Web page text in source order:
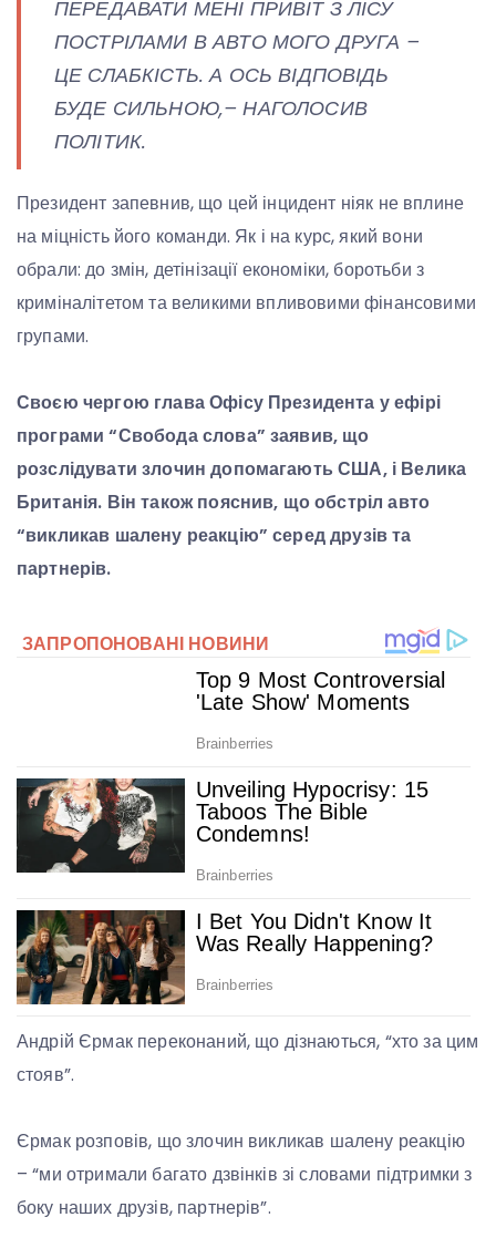
ПЕРЕДАВАТИ МЕНІ ПРИВІТ З ЛІСУ
ПОСТРІЛАМИ В АВТО МОГО ДРУГА –
ЦЕ СЛАБКІСТЬ. А ОСЬ ВІДПОВІДЬ
БУДЕ СИЛЬНОЮ,– НАГОЛОСИВ
ПОЛІТИК.
Президент запевнив, що цей інцидент ніяк не вплине
на міцність його команди. Як і на курс, який вони
обрали: до змін, детінізації економіки, боротьби з
криміналітетом та великими впливовими фінансовими
групами.
Своєю чергою глава Офісу Президента у ефірі
програми “Свобода слова” заявив, що
розслідувати злочин допомагають США, і Велика
Британія. Він також пояснив, що обстріл авто
“викликав шалену реакцію” серед друзів та
партнерів.
Андрій Єрмак переконаний, що дізнаються, “хто за цим
стояв”.
Єрмак розповів, що злочин викликав шалену реакцію
– “ми отримали багато дзвінків зі словами підтримки з
боку наших друзів, партнерів”.